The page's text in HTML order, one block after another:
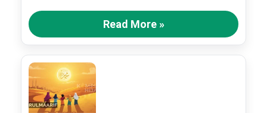
Read More »